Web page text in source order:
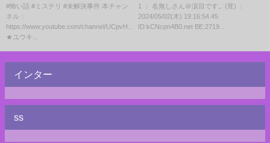
件】 #shorts #未解決事件 #怖い
話 #ミステリ
#怖い話 #ミステリ #未解決事件 本チャン
ネル：
https://www.youtube.com/channel/UCpvH...
★ユウキ...
喜）」
1 ： 名無しさん＠涙目です。(茸) ：
2024/05/02(木) 19:16:54.45
ID:kCNcpn4B0.net BE:2719...
インター
ss